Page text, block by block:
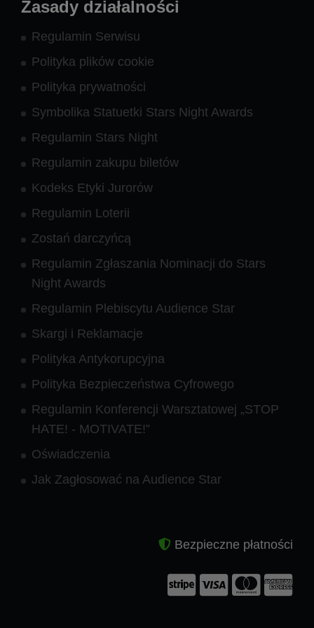
Zasady działalności
Regulamin Serwisu
Polityka plików cookie
Polityka prywatności
Symbolika Statuetki Stars Night Awards
Regulamin Stars Night
Regulamin zakupu biletów
Kodeks Etyki Jurorów
Regulamin Loterii
Zostań darczyńcą
Regulamin Zgłaszania Nominacji do Stars
Night Awards
Regulamin Plebiscytu Audience Star
Skargi i Reklamacje
Polityka Antykorupcyjna
Polityka Bezpieczeństwa Cyfrowego
Regulamin Konferencji Warsztatowej „STOP
HATE! - MOTIVATE!”
Oświadczenia
Jak Zagłosować na Audience Star
Bezpieczne płatności